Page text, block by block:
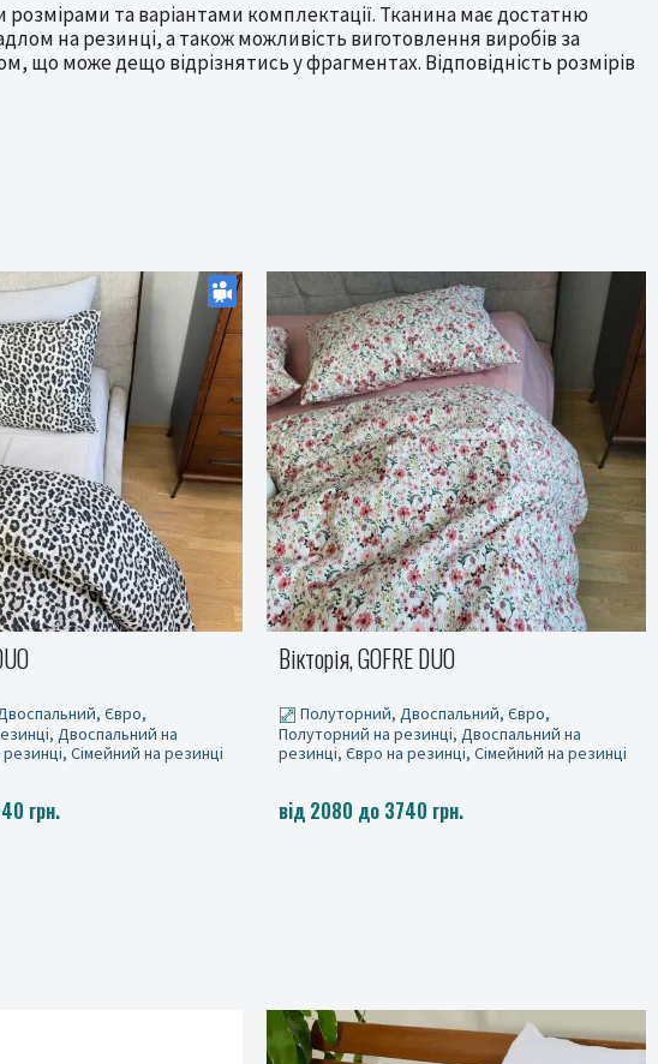
та варіантами комплектації. Тканина має достатню
на резинці, а також можливість виготовлення виробів за
що може дещо відрізнятись у фрагментах. Відповідність розмірів
Євро,
Двоспальний на
Сімейний на резинці
грн.
Політ шампань, GOFRE
Полуторний, Двоспальний, Євро,
Полуторний на резинці, Двоспальний на
резинці, Євро на резинці, Сімейний на резинці
від 2080 до 3740 грн.